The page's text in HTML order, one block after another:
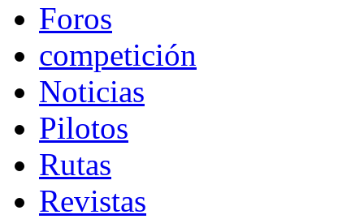
Foros
competición
Noticias
Pilotos
Rutas
Revistas